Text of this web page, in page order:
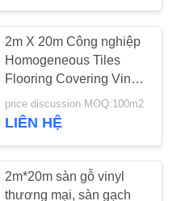
nhất
25
2m X 20m Công nghiệp
Homogeneous Tiles
Flooring Covering Vinyl
For Medical
price discussion MOQ:100m2
LIÊN HỆ
2m*20m sàn gỗ vinyl
thương mại, sàn gạch